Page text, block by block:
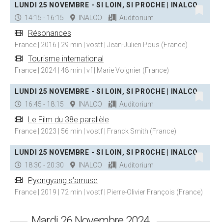
LUNDI 25 NOVEMBRE - SI LOIN, SI PROCHE | INALCO
14:15 - 16:15
INALCO Auditorium
Résonances
France | 2016 | 29 min | vostf | Jean-Julien Pous (France)
Tourisme international
France | 2024 | 48 min | vf | Marie Voignier (France)
LUNDI 25 NOVEMBRE - SI LOIN, SI PROCHE | INALCO
16:45 - 18:15
INALCO Auditorium
Le Film du 38e parallèle
France | 2023 | 56 min | vostf | Franck Smith (France)
LUNDI 25 NOVEMBRE - SI LOIN, SI PROCHE | INALCO
18:30 - 20:30
INALCO Auditorium
Pyongyang s’amuse
France | 2019 | 72 min | vostf | Pierre-Olivier François (France)